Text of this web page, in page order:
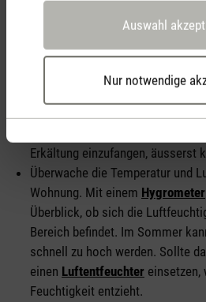
Auswahl
Nur notwendige
wie beispielsweise Backöfen,
Glühbirnen.
Ventilatorenein. Sie
Erkältung einzufangen, äusserst
Überwache die Temperatur und
Wohnung. Mit einem Hygrometer
Überblick, ob sich die
Bereich befindet. Im Sommer
schnell zu hoch werden. Sollte
einen Luftentfeuchter einsetzen,
Feuchtigkeit entzieht.